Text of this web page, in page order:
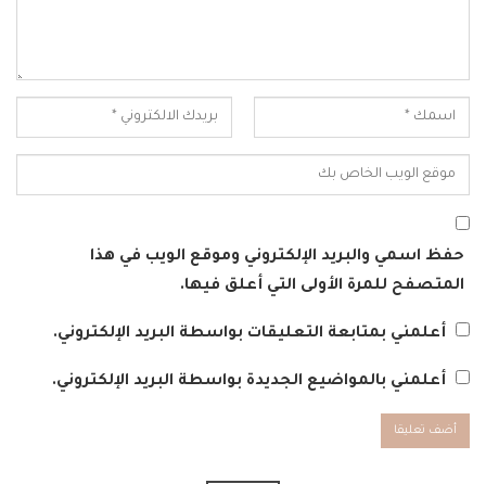
حفظ اسمي والبريد الإلكتروني وموقع الويب في هذا
المتصفح للمرة الأولى التي أعلق فيها.
أعلمني بمتابعة التعليقات بواسطة البريد الإلكتروني.
أعلمني بالمواضيع الجديدة بواسطة البريد الإلكتروني.